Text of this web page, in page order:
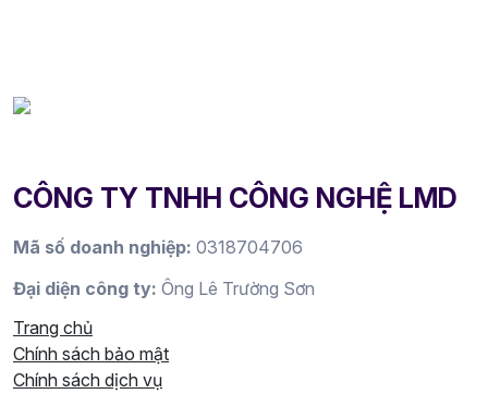
CÔNG TY TNHH CÔNG NGHỆ LMD
Mã số doanh nghiệp: 0318704706
Đại diện công ty: Ông Lê Trường Sơn
Trang chủ
Chính sách bảo mật
Chính sách dịch vụ